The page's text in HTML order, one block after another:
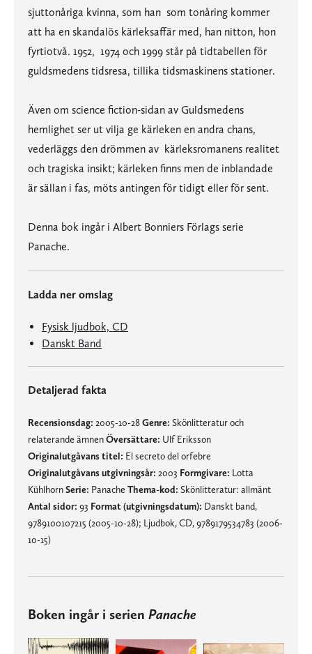
sjuttonåriga kvinna, som han som tonåring kommer
att ha en skandalös kärleksaffär med, han nitton, hon
fyrtiotvå. 1952, 1974 och 1999 står på tidtabellen för
guldsmedens tidsresa, tillika tidsmaskinens stationer.
Även om science fiction-sidan av Guldsmedens
hemlighet ser ut vilja ge kärleken en andra chans,
vederläggs den drömmen av kärleksromanens realitet
och tragiska insikt; kärleken finns men de inblandade
är sällan i fas, möts antingen för tidigt eller för sent.
Denna bok ingår i Albert Bonniers Förlags serie
Panache.
Ladda ner omslag
Fysisk ljudbok, CD
Danskt Band
Detaljerad fakta
Recensionsdag: 2005-10-28Genre: Skönlitteratur och
relaterande ämnenÖversättare: Ulf Eriksson
Originalutgåvans titel: El secreto del orfebre
Originalutgåvans utgivningsår: 2003 Formgivare: Lotta
KühlhornSerie: Panache Thema-kod: Skönlitteratur: allmänt
Antal sidor: 93 Format (utgivningsdatum): Danskt band,
9789100107215 (2005-10-28); Ljudbok, CD, 9789179534783 (2006-
10-15)
Boken ingår i serien Panache